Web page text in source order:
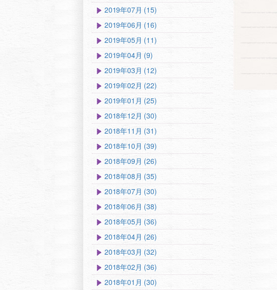
2019年07月 (15)
2019年06月 (16)
2019年05月 (11)
2019年04月 (9)
2019年03月 (12)
2019年02月 (22)
2019年01月 (25)
2018年12月 (30)
2018年11月 (31)
2018年10月 (39)
2018年09月 (26)
2018年08月 (35)
2018年07月 (30)
2018年06月 (38)
2018年05月 (36)
2018年04月 (26)
2018年03月 (32)
2018年02月 (36)
2018年01月 (30)